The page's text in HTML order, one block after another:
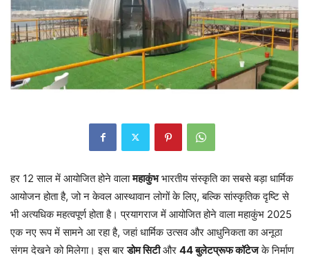
हर 12 साल में आयोजित होने वालामहाकुंभभारतीय संस्कृति का सबसे बड़ा धार्मिक
आयोजन होता है, जो न केवल आस्थावान लोगों के लिए, बल्कि सांस्कृतिक दृष्टि से
भी अत्यधिक महत्वपूर्ण होता है। प्रयागराज में आयोजित होने वाला महाकुंभ 2025
एक नए रूप में सामने आ रहा है, जहां धार्मिक उत्सव और आधुनिकता का अनूठा
संगम देखने को मिलेगा। इस बारडोम सिटीऔर 44 बुलेटप्रूफ कॉटेजके निर्माण